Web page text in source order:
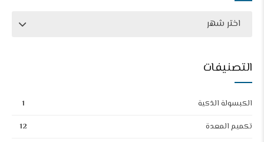
اختر شهر
التصنيفات
الكبسولة الذكية
1
تكميم المعدة
12